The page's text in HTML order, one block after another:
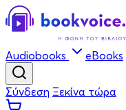
Audiobooks eBooks
Σύνδεση Ξεκίνα τώρα